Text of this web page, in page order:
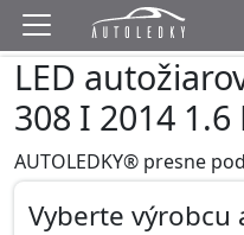
LED
308 I 2014 1.6
AUTOLEDKY® presne
Vyberte